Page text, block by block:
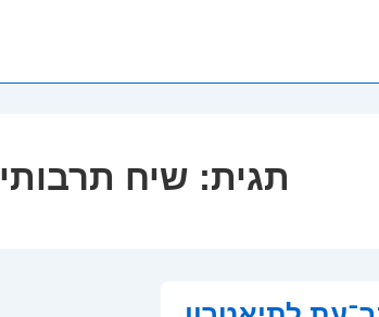
תגית: שיח תרבותי